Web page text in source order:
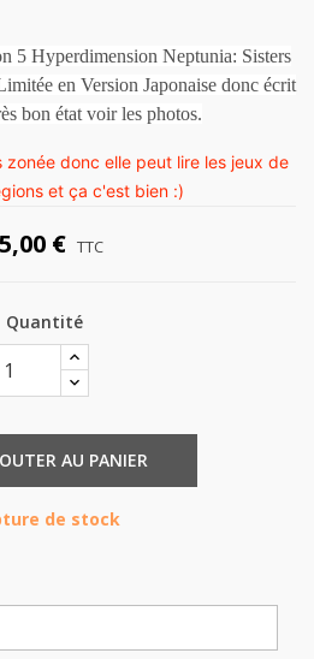
5 Hyperdimension Neptunia: Sisters
en Version Japonaise donc écrit
bon état voir les photos.
donc elle peut lire les jeux de
et ça c'est bien :)
€ TTC
Quantité
AU PANIER
de stock